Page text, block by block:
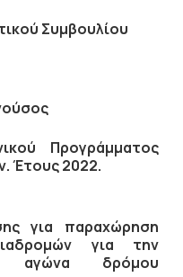
Συμβουλίου
Προγράμματος
Έτους 2022.
για παραχώρηση
για την
αγώνα δρόμου